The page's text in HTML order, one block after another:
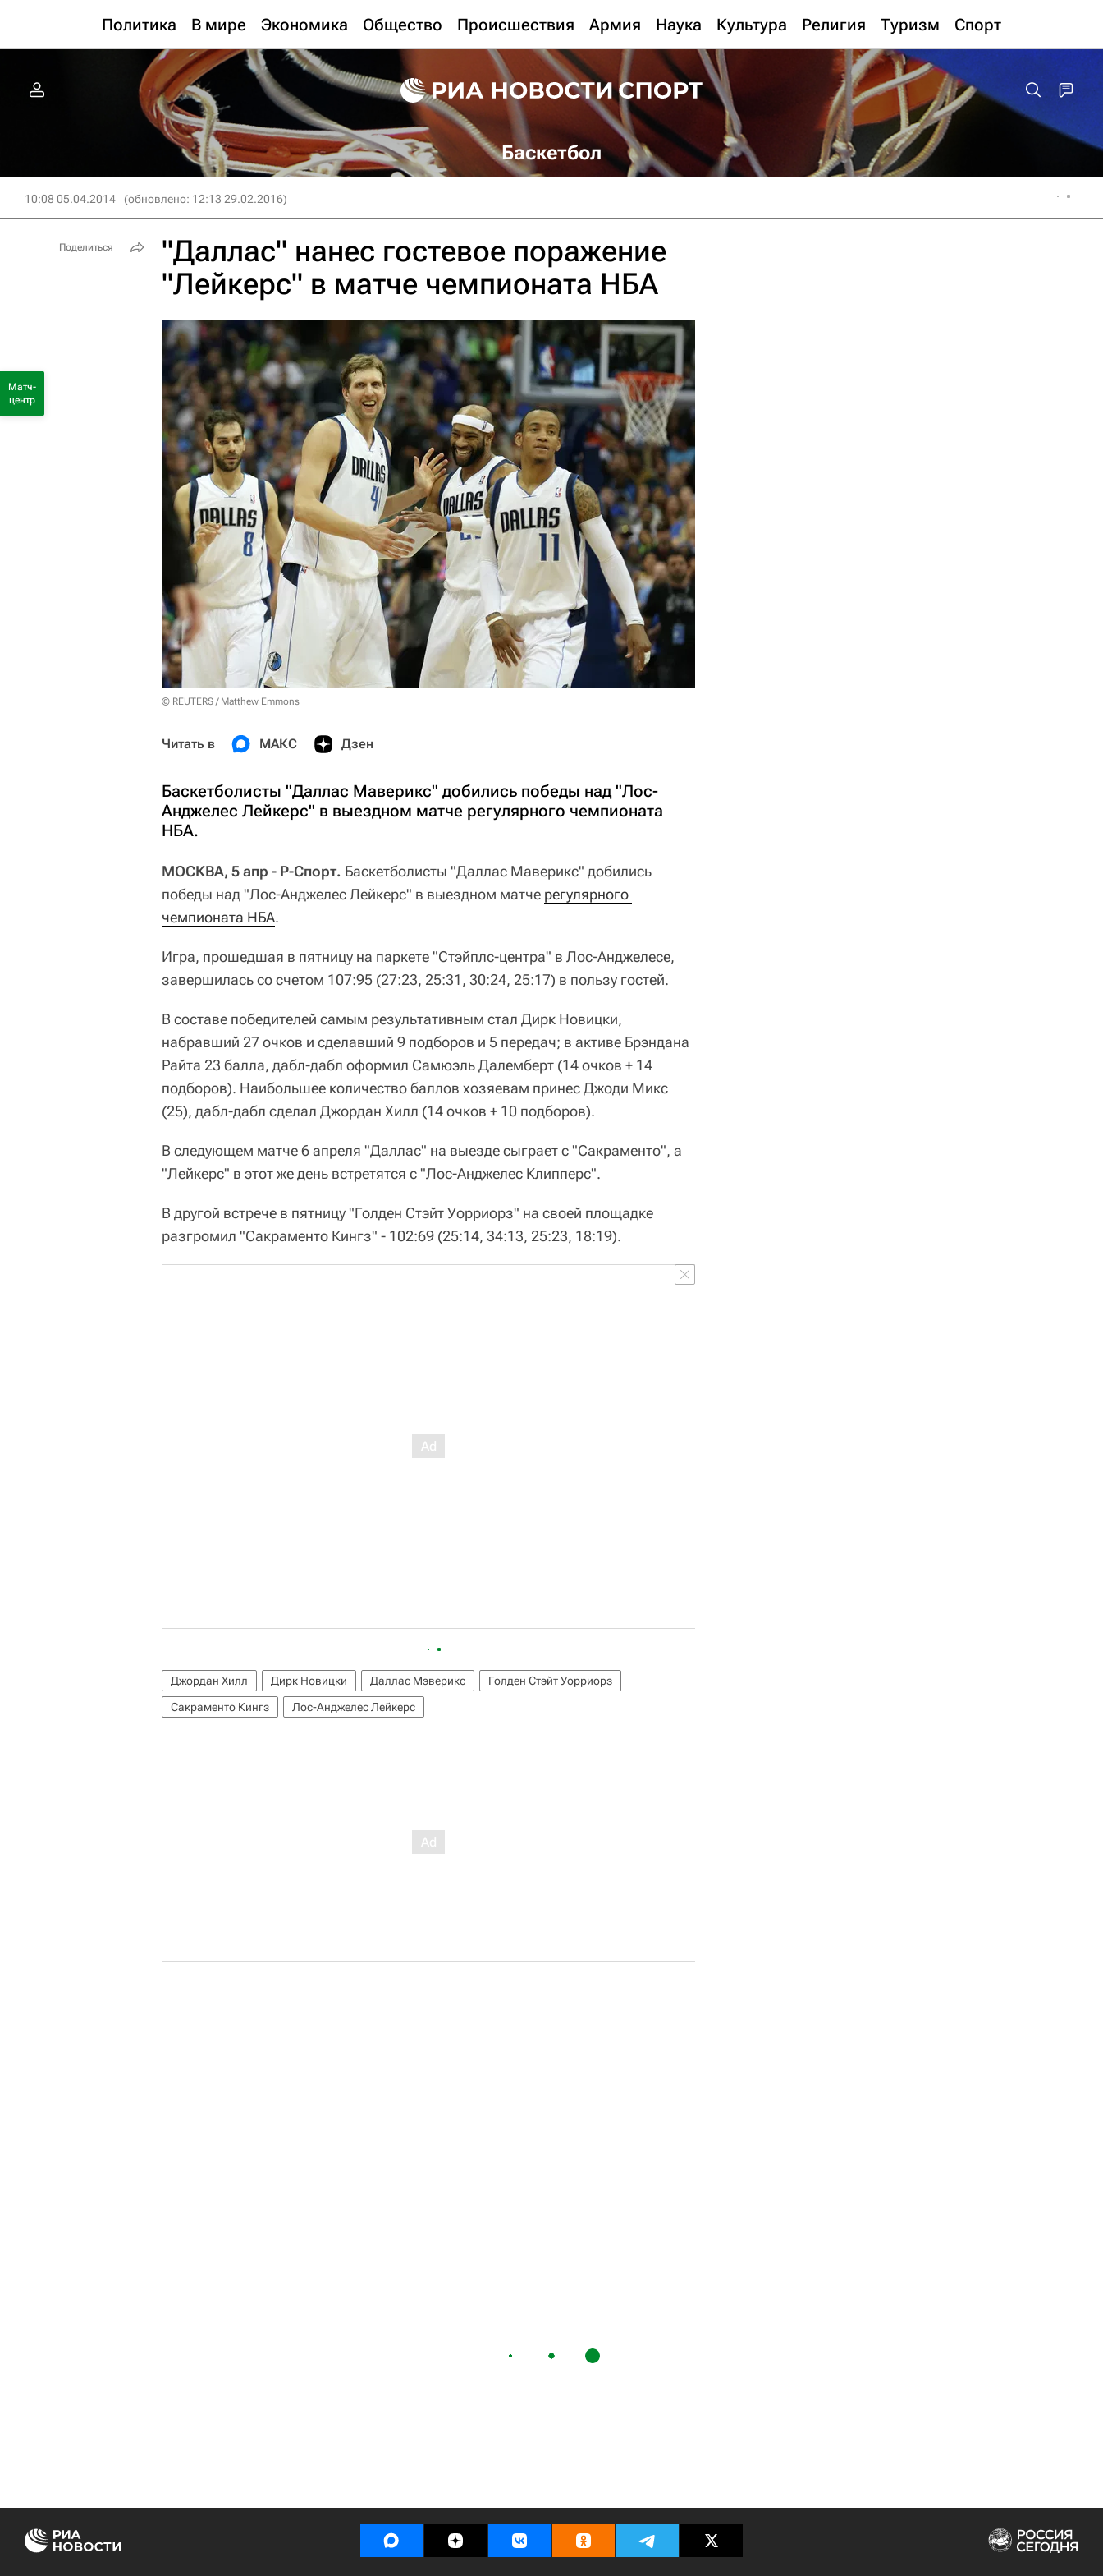
Политика В мире Экономика Общество Происшествия Армия Наука Культура Религия Туризм Спорт
Баскетбол
10:08 05.04.2014 (обновлено: 12:13 29.02.2016)
"Даллас" нанес гостевое поражение
"Лейкерс" в матче чемпионата НБА
© REUTERS / Matthew Emmons
Читать в МАКС Дзен
Баскетболисты "Даллас Маверикс" добились победы над "Лос-
Анджелес Лейкерс" в выездном матче регулярного чемпионата
НБА.
МОСКВА, 5 апр - Р-Спорт. Баскетболисты "Даллас Маверикс" добились
победы над "Лос-Анджелес Лейкерс" в выездном матче регулярного
чемпионата НБА.
Игра, прошедшая в пятницу на паркете "Стэйплс-центра" в Лос-Анджелесе,
завершилась со счетом 107:95 (27:23, 25:31, 30:24, 25:17) в пользу гостей.
В составе победителей самым результативным стал Дирк Новицки,
набравший 27 очков и сделавший 9 подборов и 5 передач; в активе Брэндана
Райта 23 балла, дабл-дабл оформил Самюэль Далемберт (14 очков + 14
подборов). Наибольшее количество баллов хозяевам принес Джоди Микс
(25), дабл-дабл сделал Джордан Хилл (14 очков + 10 подборов).
В следующем матче 6 апреля "Даллас" на выезде сыграет с "Сакраменто", а
"Лейкерс" в этот же день встретятся с "Лос-Анджелес Клипперс".
В другой встрече в пятницу "Голден Стэйт Уорриорз" на своей площадке
разгромил "Сакраменто Кингз" - 102:69 (25:14, 34:13, 25:23, 18:19).
Джордан Хилл Дирк Новицки Даллас Мэверикс
Голден Стэйт Уорриорз
Сакраменто Кингз
Лос-Анджелес Лейкерс
Поделиться
Матч-
центр